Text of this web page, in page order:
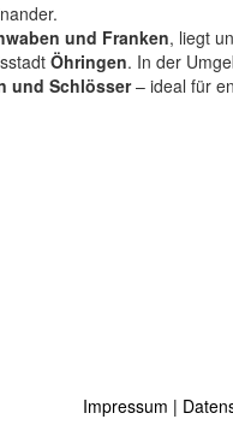
und Franken, liegt
Öhringen. In der
und Schlösser– ideal für
Impressum |